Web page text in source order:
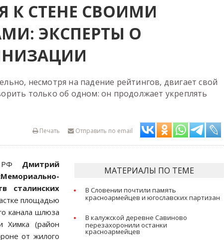
К СТЕНЕ СВОИМИ
ЭКСПЕРТЫ О
несмотря на падение рейтингов, двигает свой
только об одном: он продолжает укреплять
Отправить по email
Печать
МАТЕРИАЛЫ ПО ТЕМЕ
В Словении почтили память
красноармейцев и югославских партизан
В калужской деревне Савиново
перезахоронили останки
красноармейцев
РФ Дмитрий
сталинских
площадью
канала шлюза
(район
от жилого